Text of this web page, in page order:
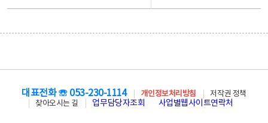
대표전화 ☏ 053-230-1114 개인정보처리방침
저작권 정책
찾아오시는 길
업무담당자조회 사업별웹사이트연락처